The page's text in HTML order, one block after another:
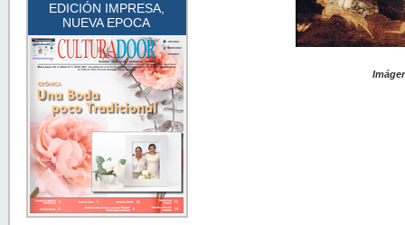
EDICIÓN IMPRESA,
NUEVA EPOCA